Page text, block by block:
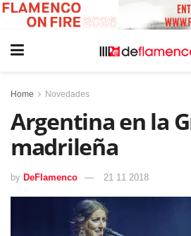
Home Novedades
Argentina en la
madrileña
by DeFlamenco 21 11 2018